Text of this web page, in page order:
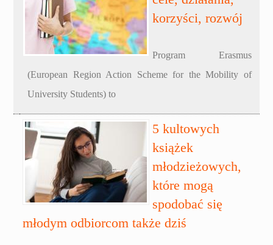
korzyści, rozwój
Program Erasmus
(European Region Action Scheme for the Mobility of
University Students) to
5 kultowych
książek
młodzieżowych,
które mogą
spodobać się
młodym odbiorcom także dziś